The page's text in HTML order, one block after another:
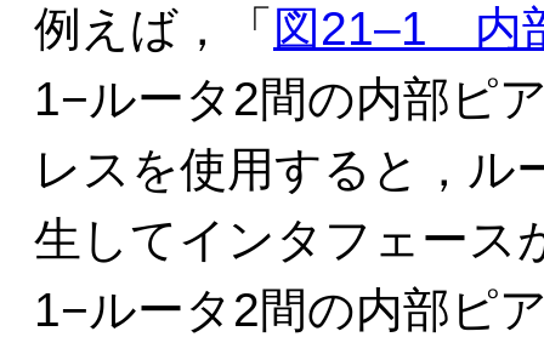
例えば，「 図21‒1 内
1−ルータ2間の内部ピ
レスを使用すると，ル
生してインタフェース
1−ルータ2間の内部ピ